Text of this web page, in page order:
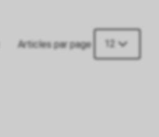
Articles par page 12